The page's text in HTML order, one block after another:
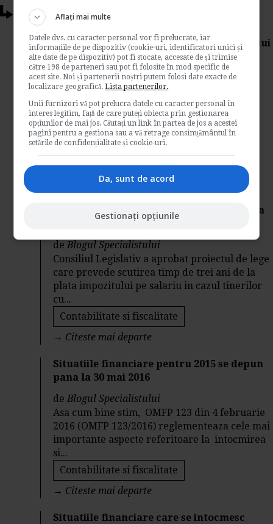
Articole conexe
Suspendarea CIM din initiativa salariatului
si din initiativa angajatorului
deAdela Simonescu
Specialistii in legislatia muncii amintesc in
materialul dat publicitatii care sunt cele 6
situatii in care un contract individual de
munca se poate...
Contabilitate si fiscalitate
Scutirea timp de trei ani de la plata
impozitului pe salariu pentru tinerii pana
deBlogul Specialistului
Consiliul Legislativ a aprobat proiectul de lege
care prevede scutirea timp de trei ani de la
plata impozitului pe salariu in cazul tinerilor
cu...
Contabilitate si fiscalitate
→ Citeste mai departe
Situatiile financiare pentru 2015 se depun
pana la 30 mai 2016
deBlogul Specialistului
Asa cum bine stim, OMFP 123 din 4 februarie
2016 (OMFP 123/2016) reglementeaza cele mai
importante aspecte referitoare la intocmirea
si...
Contabilitate si fiscalitate
→ Citeste mai departe
Situatiile financiare care se intocmesc
Aflați mai multe
Datele dvs. cu caracter personal vor fi prelucrate, iar
informațiile de pe dispozitiv (cookie-uri, identificatori unici și
alte date de pe dispozitiv) pot fi stocate, accesate de și trimise
către 198 de parteneri sau pot fi folosite în mod specific de
acest site. Noi și partenerii noștri putem folosi date exacte de
localizare geografică.Lista partenerilor.
Unii furnizori vă pot prelucra datele cu caracter personal în
interes legitim, față de care puteți obiecta prin gestionarea
opțiunilor de mai jos. Căutați un link în partea de jos a acestei
pagini pentru a gestiona sau a vă retrage consimțământul în
setările de confidențialitate și cookie-uri.
Da, sunt de acord
Gestionați opțiunile